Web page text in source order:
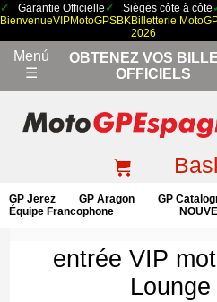
Garantie Officielle Sièges côte à côte
BienvenueVIPMotoGPSBKBilletterie
2026
Menú
☰
OBTENEZ VOS
OFFICIELS
GP Jerez GP Aragon GP
Équipe Francophone
entrée VIP